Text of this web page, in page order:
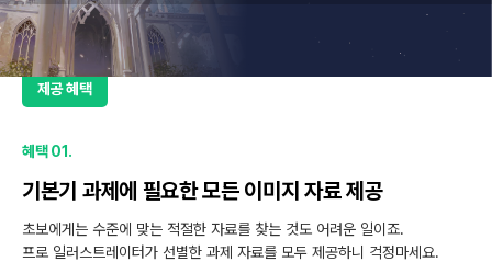
제공 혜택
혜택 01.
기본기 과제에 필요한 모든 이미지 자료 제공
초보에게는 수준에 맞는 적절한 자료를 찾는 것도 어려운 일이죠.
프로 일러스트레이터가 선별한 과제 자료를 모두 제공하니 걱정마세요.